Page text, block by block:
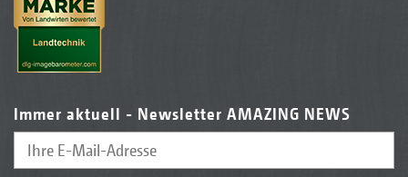
Immer aktuell - Newsletter AMAZING NEWS